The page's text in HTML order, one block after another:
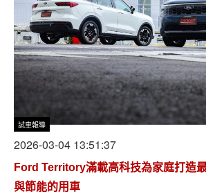
試車報導
2026-03-04 13:51:37
Ford Territory滿載高科技為家庭打造
與節能的用車